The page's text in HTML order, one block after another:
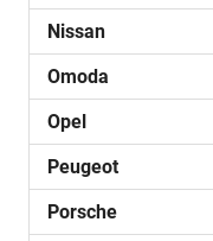
Nissan
Omoda
Opel
Peugeot
Porsche